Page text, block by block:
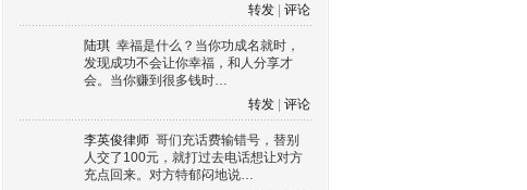
转发
评论
陆琪 幸福是什么？当你功成名就时，
发现成功不会让你幸福，和人分享才
会。当你赚到很多钱时…
转发
评论
李英俊律师 哥们充话费输错号，替别
人交了100元，就打过去电话想让对方
充点回来。对方特郁闷地说…